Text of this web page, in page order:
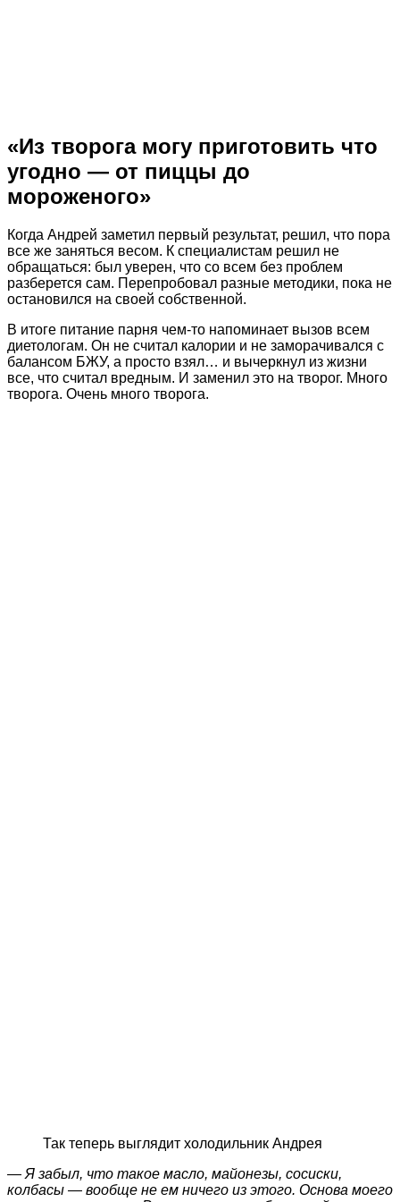
«Из творога могу приготовить что
угодно — от пиццы до
мороженого»
Когда Андрей заметил первый результат, решил, что пора
все же заняться весом. К специалистам решил не
обращаться: был уверен, что со всем без проблем
разберется сам. Перепробовал разные методики, пока не
остановился на своей собственной.
В итоге питание парня чем-то напоминает вызов всем
диетологам. Он не считал калории и не заморачивался с
балансом БЖУ, а просто взял… и вычеркнул из жизни
все, что считал вредным. И заменил это на творог. Много
творога. Очень много творога.
Так теперь выглядит холодильник Андрея
— Я забыл, что такое масло, майонезы, сосиски,
колбасы — вообще не ем ничего из этого. Основа моего